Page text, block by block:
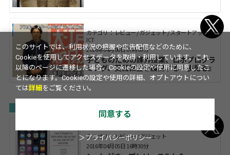
カテゴリ： レビュー / ガジェット / スタートアップ /
ICT
子どものための課外授業、ロボプログラ
ミング、英語教室を展開する『夢見る』
2016年04月06日 07時00分
カテゴリ： レビュー / ガジェット
2016年04月05日 16時30分
このサイトでは、利用状況の把握や広告配信などのために、
Cookieを使用してアクセスデータを取得・利用しています。これ
以降のページに遷移した場合、Cookieの設定や使用に同意したこ
とになります。Cookieの設定や使用の詳細、オプトアウトについ
ては詳細 をご覧ください。
同意する
＞プライバシーポリシー